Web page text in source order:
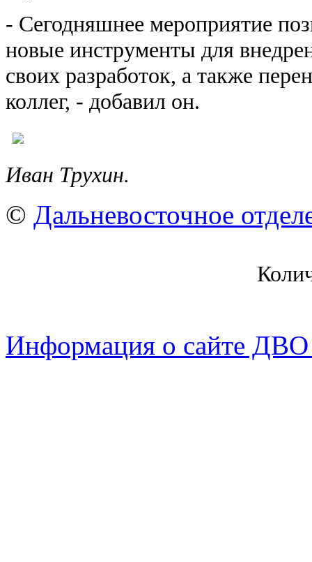
- Сегодняшнее мероприятие
новые инструменты для
своих разработок, а также
коллег, - добавил он.
Иван Трухин.
© Дальневосточное
Информация о сайте